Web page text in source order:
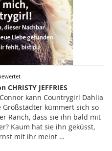
CHRISTY JEFFRIES
kann Countrygirl Dahlia
kümmert sich so
Ranch, dass sie ihn bald mit
Kaum hat sie ihn geküsst,
mit ihr meint …